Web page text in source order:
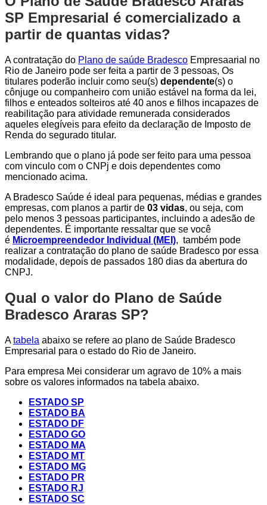
SP Empresarial é comercializado a
partir de quantas vidas?
A contratação do Plano de saúde Bradesco Empresaarial no
Rio de Janeiro pode ser feita a partir de 3 pessoas, Os
titulares poderão incluir como seu(s) dependente(s) o
cônjuge ou companheiro com união estável na forma da lei,
filhos e enteados solteiros até 40 anos e filhos incapazes de
reabilitação para atividade remunerada considerados
aqueles elegíveis para efeito da declaração de Imposto de
Renda do segurado titular.
Lembrando que o plano já pode ser feito para uma pessoa
com vinculo com o CNPj e dois dependentes como
mencionado acima.
A Bradesco Saúde é ideal para pequenas, médias e grandes
empresas, com planos a partir de 03 vidas, ou seja, com
pelo menos 3 pessoas participantes, incluindo a adesão de
dependentes. É importante ressaltar que se você
é Microempreendedor Individual (MEI), também pode
realizar a contratação do plano de saúde Bradesco por essa
modalidade, depois de passados 180 dias da abertura do
CNPJ.
Qual o valor do Plano de Saúde
Bradesco Araras SP?
Atabela abaixo se refere ao plano de Saúde Bradesco
Empresarial para o estado do Rio de Janeiro.
Para empresa Mei considerar um agravo de 10% a mais
sobre os valores informados na tabela abaixo.
ESTADO SP
ESTADO BA
ESTADO DF
ESTADO GO
ESTADO MA
ESTADO MT
ESTADO MG
ESTADO PR
ESTADO RJ
ESTADO SC